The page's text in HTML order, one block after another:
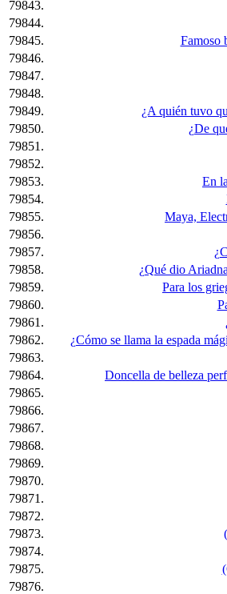
79843.
79844.
79845.
Famoso
79846.
79847.
79848.
79849.
¿A quién tuvo
79850.
¿De
79851.
79852.
79853.
En
79854.
79855.
Maya,
79856.
79857.
79858.
¿Qué dio
79859.
Para los
79860.
79861.
79862.
¿Cómo se llama la espada
79863.
79864.
Doncella de belleza
79865.
79866.
79867.
79868.
79869.
79870.
79871.
79872.
79873.
79874.
79875.
79876.